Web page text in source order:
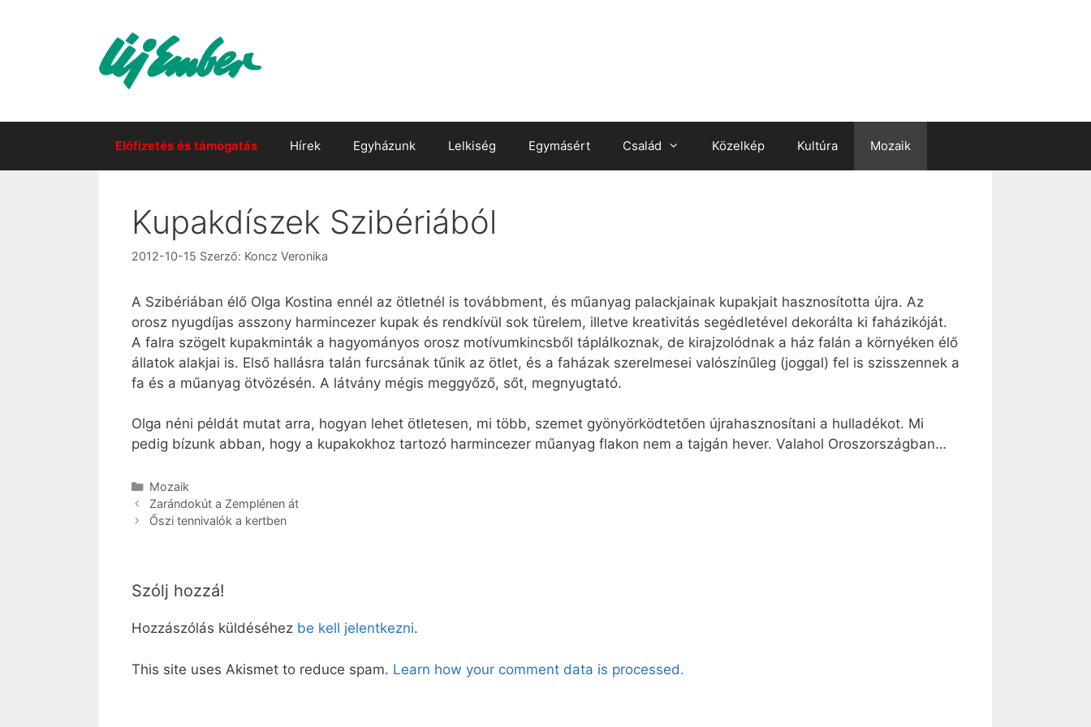
Előfizetés és támogatás Hírek Egyházunk Lelkiség Egymásért Család Közelkép Kultúra Mozaik
Kupakdíszek Szibériából
2012-10-15 Szerző: Koncz Veronika
A Szibériában élő Olga Kostina ennél az ötletnél is továbbment, és műanyag palackjainak kupakjait hasznosította újra. Az
orosz nyugdíjas asszony harmincezer kupak és rendkívül sok türelem, illetve kreativitás segédletével dekorálta ki faházikóját.
A falra szögelt kupakminták a hagyományos orosz motívumkincsből táplálkoznak, de kirajzolódnak a ház falán a környéken élő
állatok alakjai is. Első hallásra talán furcsának tűnik az ötlet, és a faházak szerelmesei valószínűleg (joggal) fel is szisszennek a
fa és a műanyag ötvözésén. A látvány mégis meggyőző, sőt, megnyugtató.
Olga néni példát mutat arra, hogyan lehet ötletesen, mi több, szemet gyönyörködtetően újrahasznosítani a hulladékot. Mi
pedig bízunk abban, hogy a kupakokhoz tartozó harmincezer műanyag flakon nem a tajgán hever. Valahol Oroszországban…
Kategória
Mozaik
Zarándokút a Zemplénen át
Őszi tennivalók a kertben
Szólj hozzá!
Hozzászólás küldéséhez be kell jelentkezni.
This site uses Akismet to reduce spam. Learn how your comment data is processed.